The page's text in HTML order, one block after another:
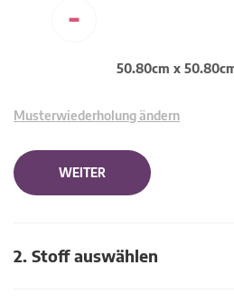
-
50.80cm x
Musterwiederholung ändern
WEITER
2. Stoff auswählen